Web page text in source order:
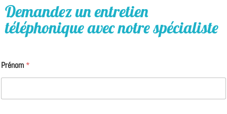
Demandez un entretien
téléphonique avec notre spécialiste
Prénom *